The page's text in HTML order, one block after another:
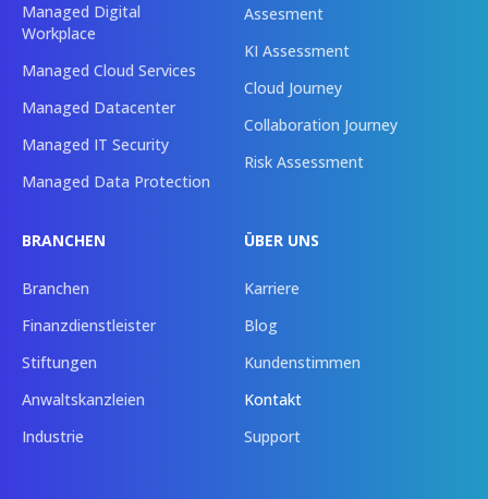
Managed Digital
Workplace
Managed Cloud Services
Managed Datacenter
Managed IT Security
Managed Data Protection
Assesment
KI Assessment
Cloud Journey
Collaboration Journey
Risk Assessment
BRANCHEN
Branchen
Finanzdienstleister
Stiftungen
Anwaltskanzleien
Industrie
ÜBER UNS
Karriere
Blog
Kundenstimmen
Kontakt
Support